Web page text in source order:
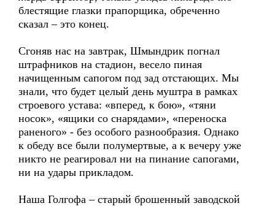
блестящие глазки прапорщика, обреченно
сказал – это конец.
Сгоняв нас на завтрак, Шмындрик погнал
штрафников на стадион, весело пиная
начищенным сапогом под зад отстающих. Мы
знали, что будет целый день муштра в рамках
строевого устава: «вперед, к бою», «тяни
носок», «ящики со снарядами», «переноска
раненого» - без особого разнообразия. Однако
к обеду все были полумертвые, а к вечеру уже
никто не реагировал ни на пинание сапогами,
ни на удары прикладом.
Наша Голгофа – старый брошенный заводской